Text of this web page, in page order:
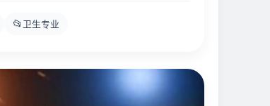
📂 卫生专业